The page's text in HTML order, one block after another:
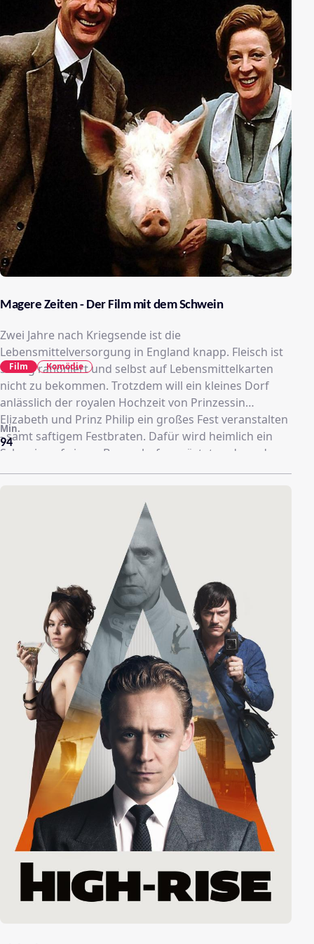
Magere Zeiten - Der Film mit dem Schwein
Zwei Jahre nach Kriegsende ist die
Lebensmittelversorgung in England knapp. Fleisch ist
streng rationiert und selbst auf Lebensmittelkarten
nicht zu bekommen. Trotzdem will ein kleines Dorf
anlässlich der royalen Hochzeit von Prinzessin
Elizabeth und Prinz Philip ein großes Fest veranstalten
- samt saftigem Festbraten. Dafür wird heimlich ein
Schwein auf einem Bauernhof gemästet und vor der
Öffentlichkeit versteckt. Doch Fußpfleger Gilbert
94
Min.
Film Komödie